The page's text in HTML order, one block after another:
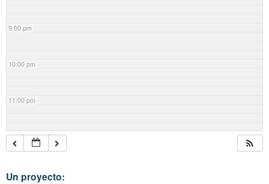
9:00 pm
10:00 pm
11:00 pm
Un proyecto: